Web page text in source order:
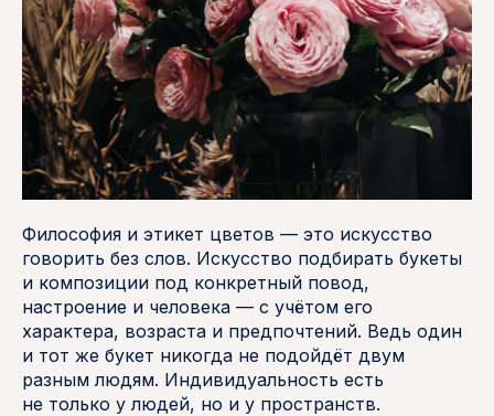
Философия и этикет цветов — это искусство
говорить без слов. Искусство подбирать букеты
и композиции под конкретный повод,
настроение и человека — с учётом его
характера, возраста и предпочтений. Ведь один
и тот же букет никогда не подойдёт двум
разным людям. Индивидуальность есть
не только у людей, но и у пространств.